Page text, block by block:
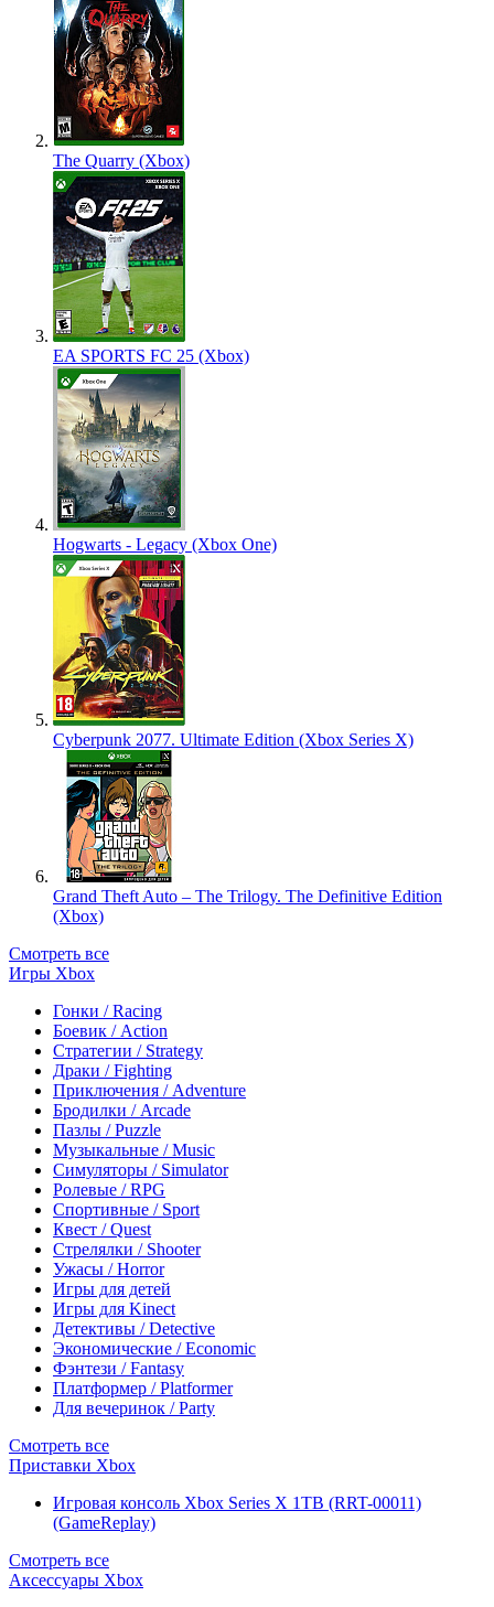
The Quarry (Xbox)
EA SPORTS FC 25 (Xbox)
Hogwarts - Legacy (Xbox One)
Cyberpunk 2077. Ultimate Edition (Xbox Series X)
Grand Theft Auto – The Trilogy. The Definitive Edition
(Xbox)
Смотреть все
Игры Xbox
Гонки / Racing
Боевик / Action
Стратегии / Strategy
Драки / Fighting
Приключения / Adventure
Бродилки / Arcade
Пазлы / Puzzle
Музыкальные / Music
Симуляторы / Simulator
Ролевые / RPG
Спортивные / Sport
Квест / Quest
Стрелялки / Shooter
Ужасы / Horror
Игры для детей
Игры для Kinect
Детективы / Detective
Экономические / Economic
Фэнтези / Fantasy
Платформер / Platformer
Для вечеринок / Party
Смотреть все
Приставки Xbox
Игровая консоль Xbox Series X 1TB (RRT-00011)
(GameReplay)
Смотреть все
Аксессуары Xbox